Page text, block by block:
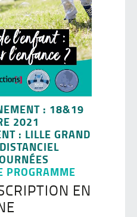
: 18&19
2021
: LILLE GRAND
PROGRAMME
EN